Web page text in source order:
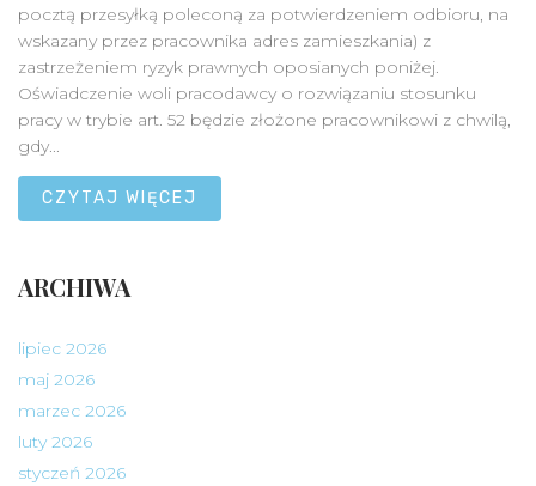
pocztą przesyłką poleconą za potwierdzeniem odbioru, na
wskazany przez pracownika adres zamieszkania) z
zastrzeżeniem ryzyk prawnych oposianych poniżej.
Oświadczenie woli pracodawcy o rozwiązaniu stosunku
pracy w trybie art. 52 będzie złożone pracownikowi z chwilą,
gdy...
CZYTAJ WIĘCEJ
ARCHIWA
lipiec 2026
maj 2026
marzec 2026
luty 2026
styczeń 2026